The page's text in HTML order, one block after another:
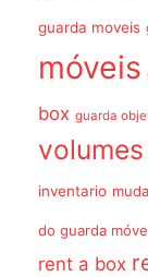
guarda moveis
móveis
box guarda
volumes
inventario
do guarda
rent a box